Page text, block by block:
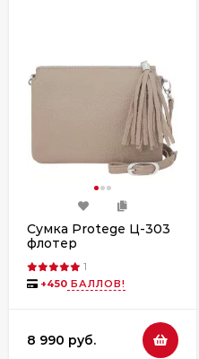
Сумка Protege Ц-303
флотер
1
+450 БАЛЛОВ!
8 990 руб.